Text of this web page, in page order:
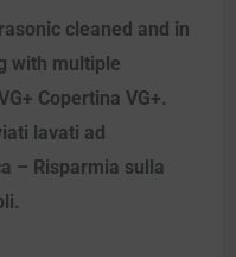
cleaned and in
with multiple
Copertina VG+.
lavati ad
– Risparmia sulla